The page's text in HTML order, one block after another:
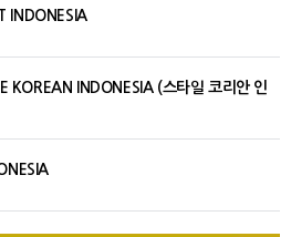
INDONESIA
KOREAN INDONESIA (스타일 코리안 인